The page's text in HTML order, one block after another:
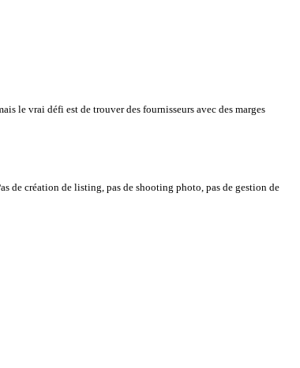
le vrai défi est de trouver des fournisseurs avec des marges
de création de listing, pas de shooting photo, pas de gestion de